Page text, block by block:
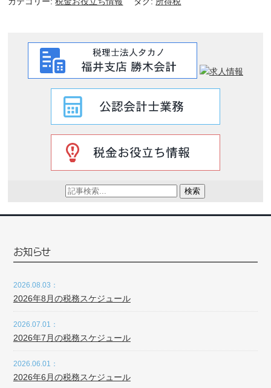
検索
お知らせ
2026.08.03：
2026年8月の税務スケジュール
2026.07.01：
2026年7月の税務スケジュール
2026.06.01：
2026年6月の税務スケジュール